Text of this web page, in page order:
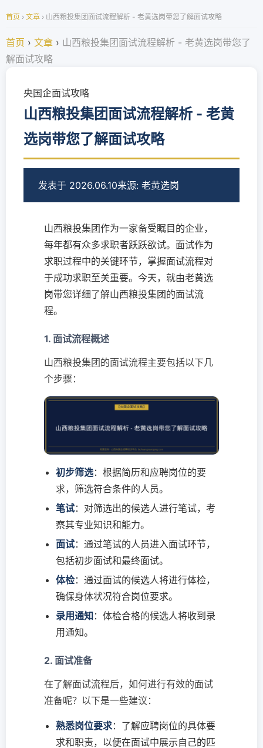
首页 › 文章 › 山西粮投集团面试流程解析 - 老黄选岗带您了解面试攻略
首页 › 文章 › 山西粮投集团面试流程解析 - 老黄选岗带您了
解面试攻略
央国企面试攻略
山西粮投集团面试流程解析 - 老黄
选岗带您了解面试攻略
发表于 2026.06.10来源: 老黄选岗
山西粮投集团作为一家备受瞩目的企业，
每年都有众多求职者跃跃欲试。面试作为
求职过程中的关键环节，掌握面试流程对
于成功求职至关重要。今天，就由老黄选
岗带您详细了解山西粮投集团的面试流
程。
1. 面试流程概述
山西粮投集团的面试流程主要包括以下几
个步骤：
初步筛选：根据简历和应聘岗位的要
求，筛选符合条件的人员。
笔试：对筛选出的候选人进行笔试，考
察其专业知识和能力。
面试：通过笔试的人员进入面试环节，
包括初步面试和最终面试。
体检：通过面试的候选人将进行体检，
确保身体状况符合岗位要求。
录用通知 ：体检合格的候选人将收到录
用通知。
2. 面试准备
在了解面试流程后，如何进行有效的面试
准备呢？以下是一些建议：
熟悉岗位要求：了解应聘岗位的具体要
求和职责，以便在面试中展示自己的匹